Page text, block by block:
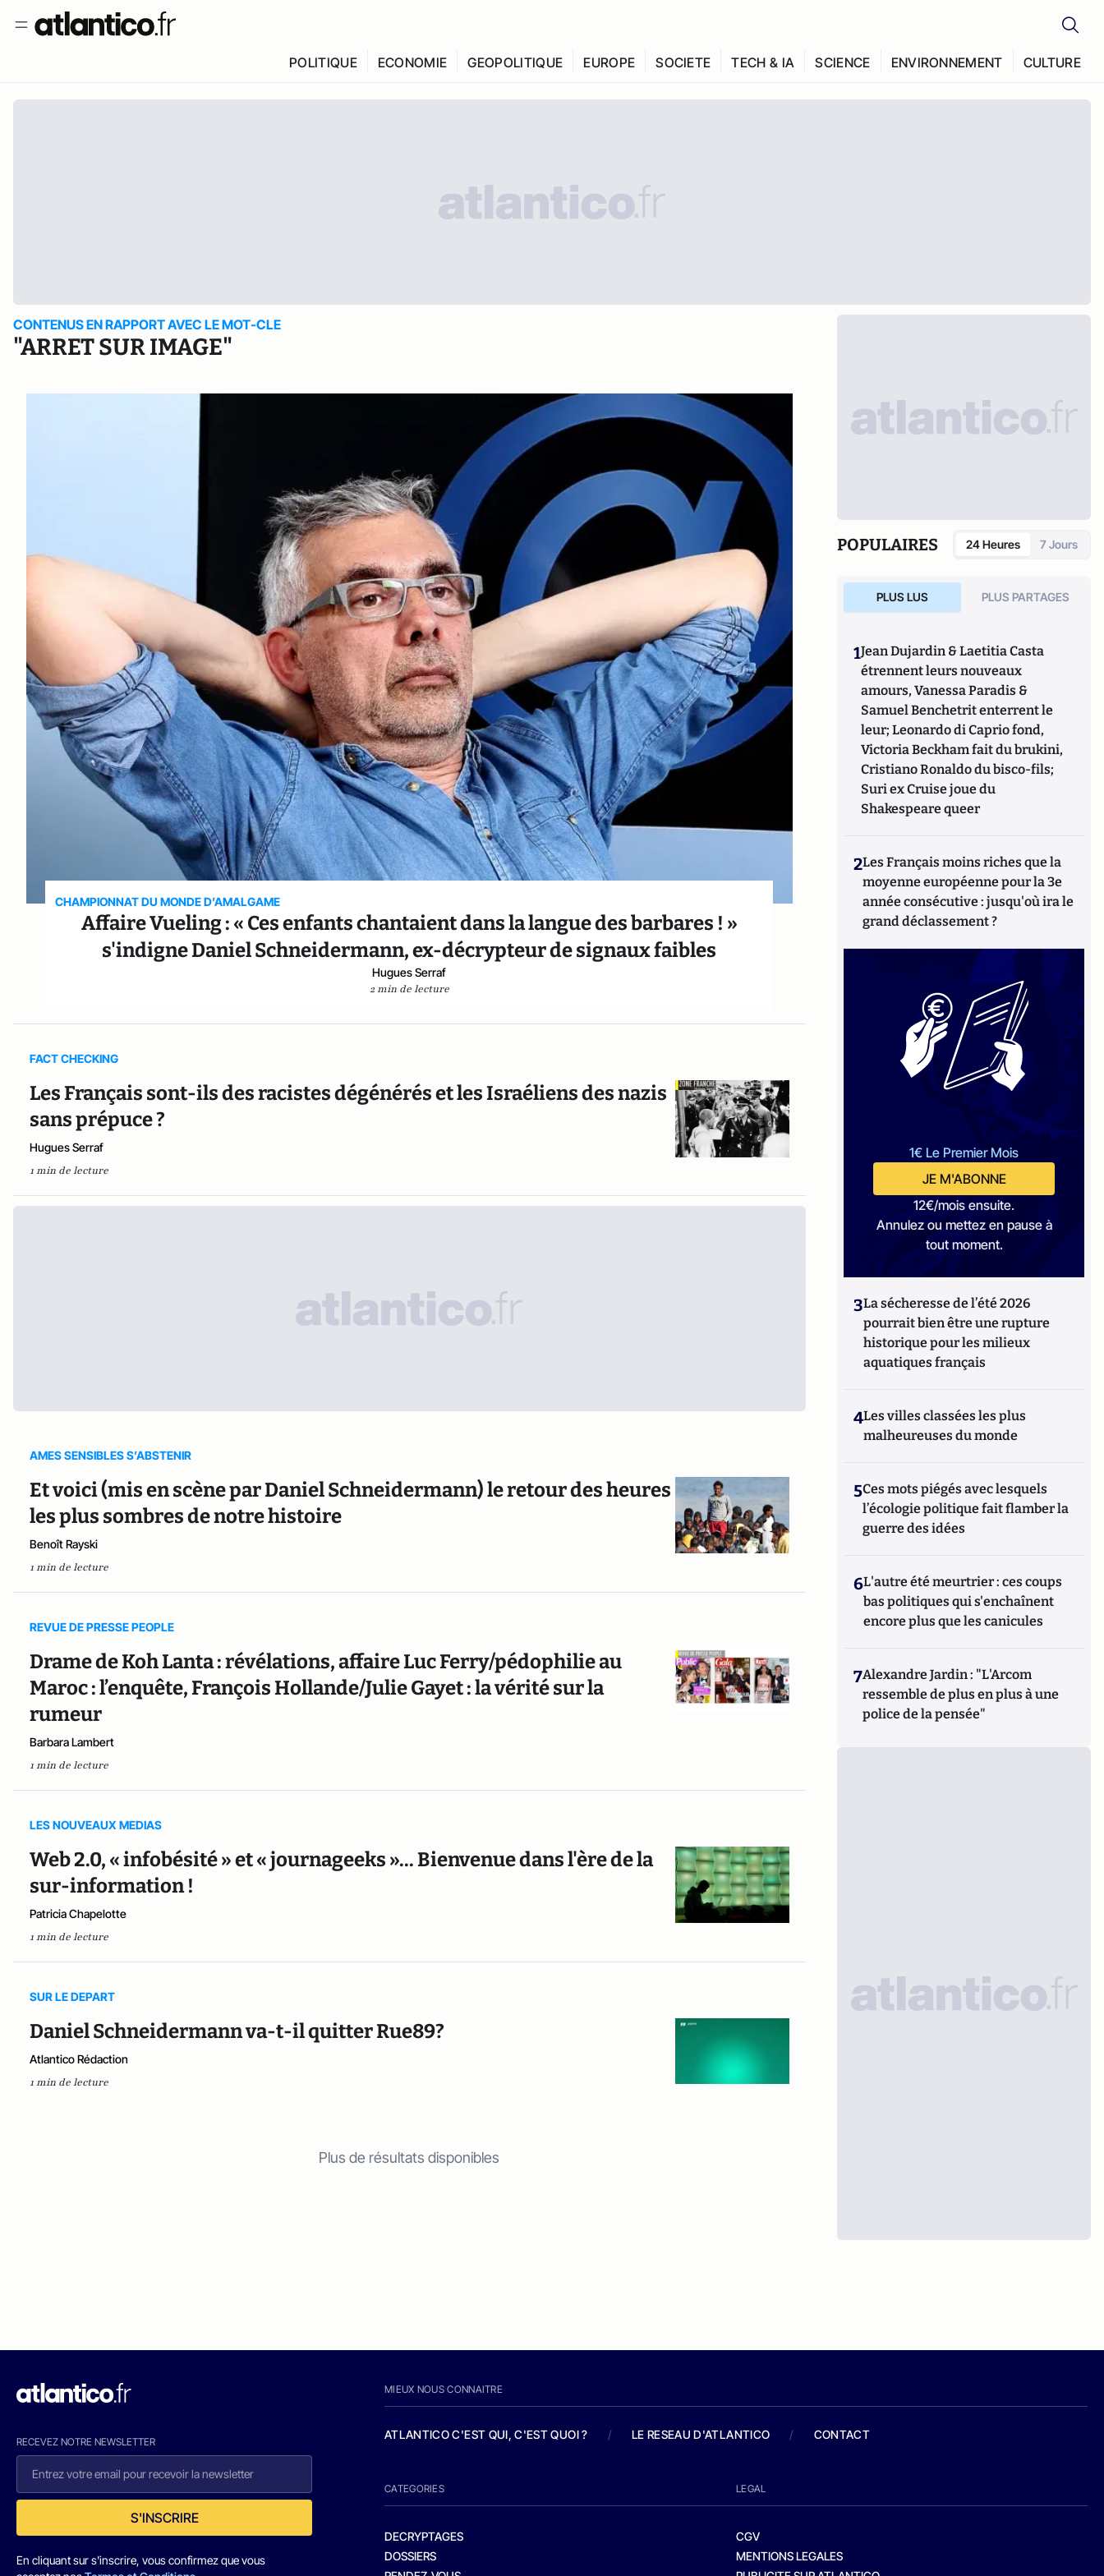
POLITIQUE ECONOMIE GEOPOLITIQUE EUROPE SOCIETE TECH & IA SCIENCE ENVIRONNEMENT CULTURE
CONTENUS EN RAPPORT AVEC LE MOT-CLE
"ARRET SUR IMAGE"
CHAMPIONNAT DU MONDE D’AMALGAME
Affaire Vueling : « Ces enfants chantaient dans la langue des barbares ! »
s'indigne Daniel Schneidermann, ex-décrypteur de signaux faibles
Hugues Serraf
2 min de lecture
FACT CHECKING
Les Français sont-ils des racistes dégénérés et les Israéliens des nazis
sans prépuce ?
Hugues Serraf
1 min de lecture
AMES SENSIBLES S’ABSTENIR
Et voici (mis en scène par Daniel Schneidermann) le retour des heures
les plus sombres de notre histoire
Benoît Rayski
1 min de lecture
REVUE DE PRESSE PEOPLE
Drame de Koh Lanta : révélations, affaire Luc Ferry/pédophilie au
Maroc : l’enquête, François Hollande/Julie Gayet : la vérité sur la
rumeur
Barbara Lambert
1 min de lecture
LES NOUVEAUX MEDIAS
Web 2.0, « infobésité » et « journageeks »... Bienvenue dans l'ère de la
sur-information !
Patricia Chapelotte
1 min de lecture
SUR LE DEPART
Daniel Schneidermann va-t-il quitter Rue89?
Atlantico Rédaction
1 min de lecture
Plus de résultats disponibles
POPULAIRES 24 Heures 7 Jours
PLUS LUS PLUS PARTAGES
1Jean Dujardin & Laetitia Casta
étrennent leurs nouveaux
amours, Vanessa Paradis &
Samuel Benchetrit enterrent le
leur; Leonardo di Caprio fond,
Victoria Beckham fait du brukini,
Cristiano Ronaldo du bisco-fils;
Suri ex Cruise joue du
Shakespeare queer
2Les Français moins riches que la
moyenne européenne pour la 3e
année consécutive : jusqu'où ira le
grand déclassement ?
1€ Le Premier Mois
JE M'ABONNE
12€/mois ensuite.
Annulez ou mettez en pause à
tout moment.
3La sécheresse de l’été 2026
pourrait bien être une rupture
historique pour les milieux
aquatiques français
4Les villes classées les plus
malheureuses du monde
5Ces mots piégés avec lesquels
l’écologie politique fait flamber la
guerre des idées
6L'autre été meurtrier : ces coups
bas politiques qui s'enchaînent
encore plus que les canicules
7Alexandre Jardin : "L'Arcom
ressemble de plus en plus à une
police de la pensée"
RECEVEZ NOTRE NEWSLETTER
S'INSCRIRE
En cliquant sur s'inscrire, vous confirmez que vous
MIEUX NOUS CONNAITRE
ATLANTICO C'EST QUI, C'EST QUOI ? / LE RESEAU D'ATLANTICO / CONTACT
CATEGORIES
DECRYPTAGES
DOSSIERS
LEGAL
CGV
MENTIONS LEGALES